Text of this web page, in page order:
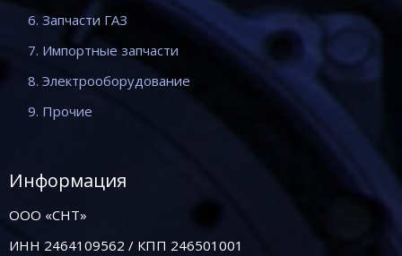
6. Запчасти ГАЗ
7. Импортные запчасти
8. Электрооборудование
9. Прочие
Информация
ООО «СНТ»
ИНН 2464109562 / КПП 246501001